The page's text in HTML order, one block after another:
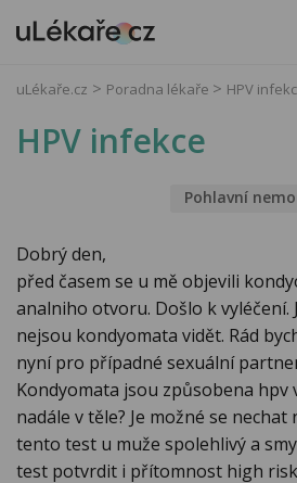
uLékaře.cz Poradna lékaře HPV
HPV infekce
Pohlavní
Dobrý den,
před časem se u mě objevili
analniho otvoru. Došlo k vyléčení.
nejsou kondyomata vidět. Rád
nyní pro případné sexuální
Kondyomata jsou způsobena hpv
nadále v těle? Je možné se nechat
tento test u muže spolehlivý a
test potvrdit i přítomnost high